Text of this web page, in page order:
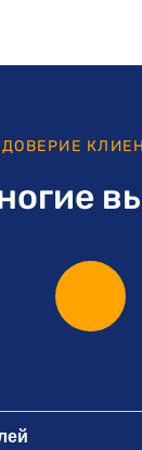
ДОВЕРИЕ